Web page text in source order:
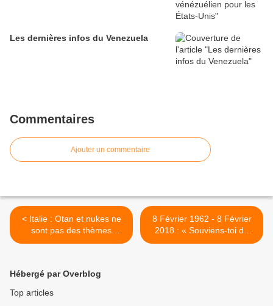
Les dernières infos du Venezuela
Commentaires
Ajouter un commentaire
< Italie : Otan et nukes ne
sont pas des thèmes
électoraux
8 Février 1962 - 8 Février
2018 : « Souviens-toi de
Charonne »… >
Hébergé par Overblog
Top articles